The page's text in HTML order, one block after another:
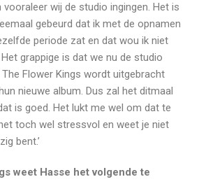
vooraleer wij de studio ingingen. Het is
gebeurd dat ik met de opnamen
periode zat en dat wou ik niet
grappige is dat we nu de studio
Flower Kings wordt uitgebracht
nieuwe album. Dus zal het ditmaal
is goed. Het lukt me wel om dat te
toch wel stressvol en weet je niet
bent.’
weet Hasse het volgende te